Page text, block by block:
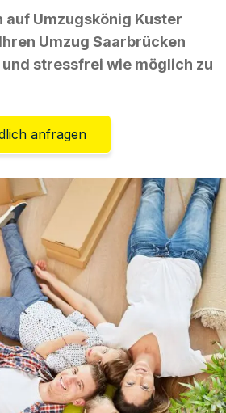
auf Umzugskönig Kuster
Umzug Saarbrücken
stressfrei wie möglich zu
anfragen